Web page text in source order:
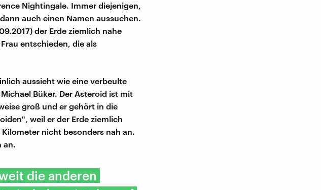
Nightingale. Immer diejenigen,
auch einen Namen aussuchen.
der Erde ziemlich nahe
entschieden, die als
aussieht wie eine verbeulte
Büker. Der Asteroid ist mit
groß und er gehört in die
weil er der Erde ziemlich
nicht besonders nah an.
an.
die anderen